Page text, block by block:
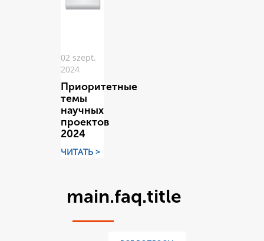
02 szept.
2024
Приоритетные
темы
научных
проектов
2024
ЧИТАТЬ >
main.faq.title